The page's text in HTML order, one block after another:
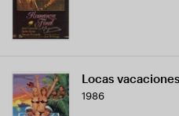
Locas vacaciones
1986